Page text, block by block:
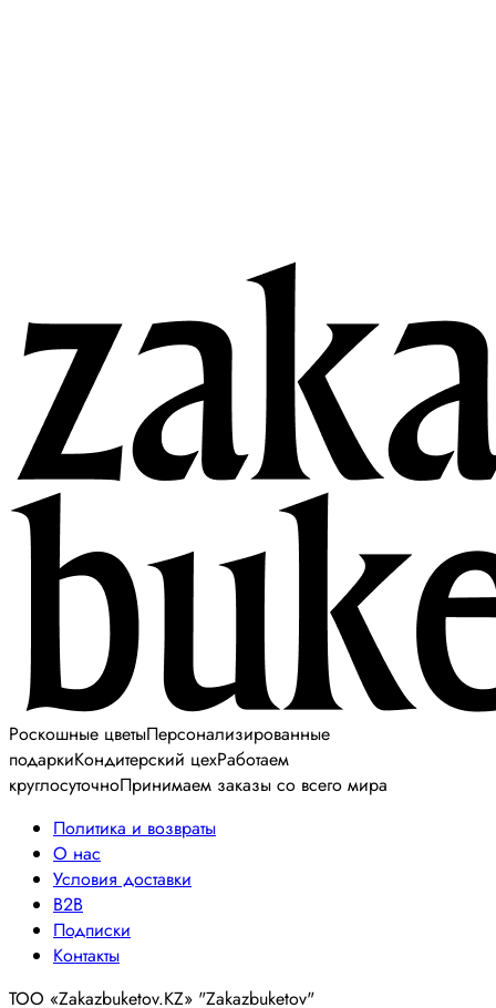
Роскошные цветыПерсонализированные
подаркиКондитерский цехРаботаем
круглосуточноПринимаем заказы со всего мира
Политика и возвраты
О нас
Условия доставки
B2B
Подписки
Контакты
ТОО «Zakazbuketov.KZ» "Zakazbuketov"